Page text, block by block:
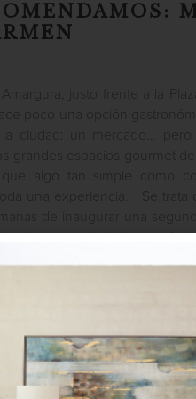
grandes espacios gourmet
una experiencia. Se trata
barras de bebidas y más